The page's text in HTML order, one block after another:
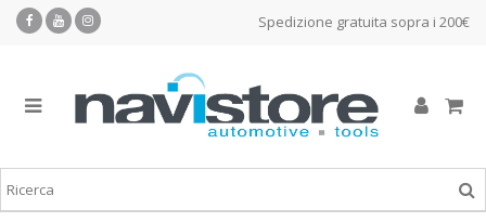
Spedizione gratuita sopra i 200€